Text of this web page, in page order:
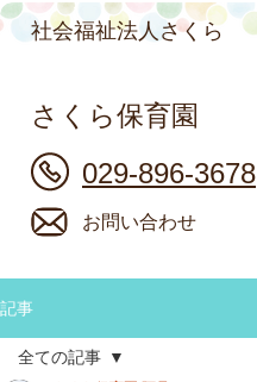
さくら保育園
029-896-3678
お問い合わせ
社会福祉法人さくら
記事
全ての記事